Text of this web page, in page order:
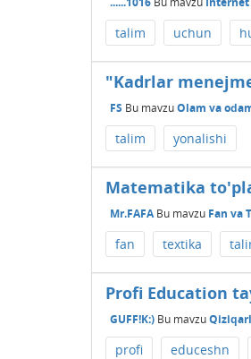
talim uchun
"Kadrlar
FS Bu mavzuOlam va
talim yonalishi
Matematika
Mr.FAFA Bu mavzu Fan va
fan textika
Profi Education
GUFF!K:) Bu mavzu
profi educeshn